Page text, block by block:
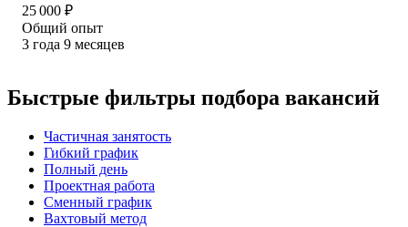
25 000 ₽
Общий опыт
3 года 9 месяцев
Быстрые фильтры подбора вакансий
Частичная занятость
Гибкий график
Полный день
Проектная работа
Сменный график
Вахтовый метод